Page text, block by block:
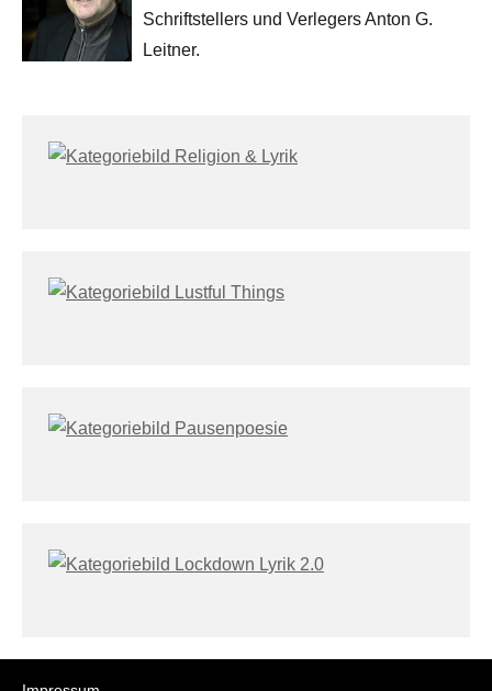
Schriftstellers und Verlegers Anton G.
Leitner.